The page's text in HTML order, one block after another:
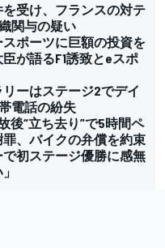
受け、フランスの対テ
関与の疑い
ポーツに巨額の投資を
が語るF1誘致とeスポ
ーはステージ2でデイ
電話の紛失
後“立ち去り”で5時間ペ
、バイクの弁償を約束
初ステージ優勝に感無